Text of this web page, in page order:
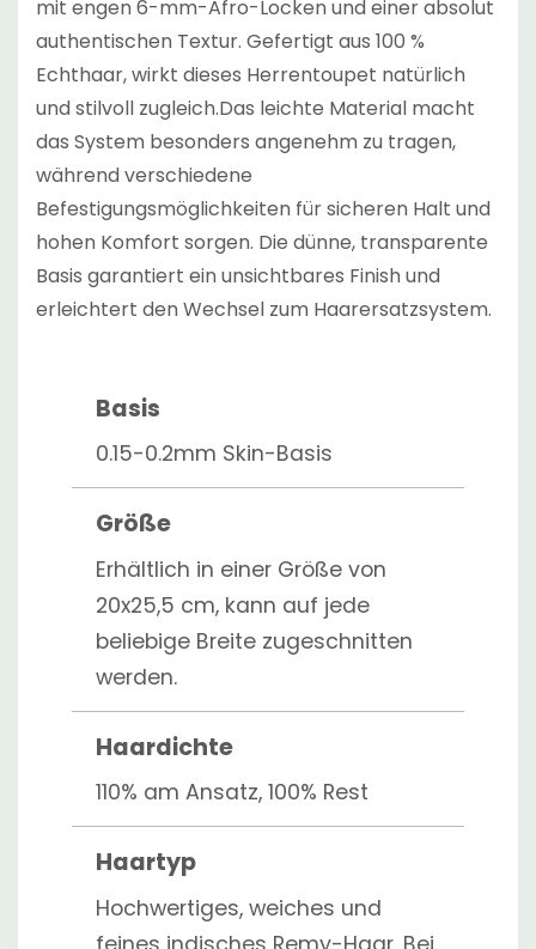
mit engen 6-mm-Afro-Locken und einer absolut
authentischen Textur. Gefertigt aus 100 %
Echthaar, wirkt dieses Herrentoupet natürlich
und stilvoll zugleich.Das leichte Material macht
das System besonders angenehm zu tragen,
während verschiedene
Befestigungsmöglichkeiten für sicheren Halt und
hohen Komfort sorgen. Die dünne, transparente
Basis garantiert ein unsichtbares Finish und
erleichtert den Wechsel zum Haarersatzsystem.
Basis
0.15-0.2mm Skin-Basis
Größe
Erhältlich in einer Größe von
20x25,5 cm, kann auf jede
beliebige Breite zugeschnitten
werden.
Haardichte
110% am Ansatz, 100% Rest
Haartyp
Hochwertiges, weiches und